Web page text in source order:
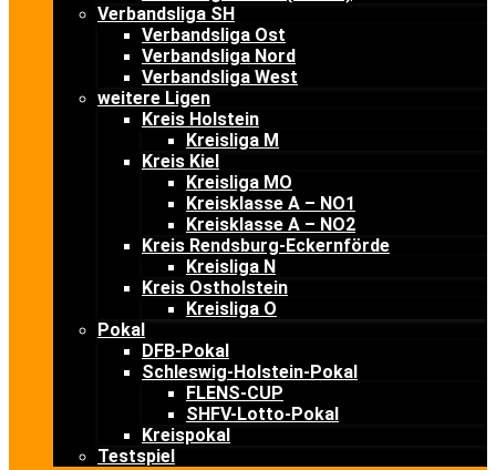
Verbandsliga SH
Verbandsliga Ost
Verbandsliga Nord
Verbandsliga West
weitere Ligen
Kreis Holstein
Kreisliga M
Kreis Kiel
Kreisliga MO
Kreisklasse A – NO1
Kreisklasse A – NO2
Kreis Rendsburg-Eckernförde
Kreisliga N
Kreis Ostholstein
Kreisliga O
Pokal
DFB-Pokal
Schleswig-Holstein-Pokal
FLENS-CUP
SHFV-Lotto-Pokal
Kreispokal
Testspiel